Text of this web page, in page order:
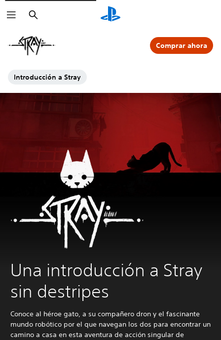
Buscar
Introducción a Stray
Comprar ahora
Una introducción a Stray
sin destripes
Conoce al héroe gato, a su compañero dron y el fascinante
mundo robótico por el que navegan los dos para encontrar un
camino a casa en esta aventura de acción singular de